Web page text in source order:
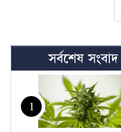
সর্বশেষ সংবাদ
1